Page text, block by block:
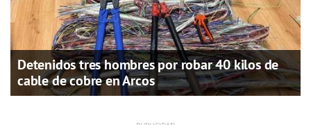
Detenidos tres hombres por robar 40 kilos de
cable de cobre en Arcos